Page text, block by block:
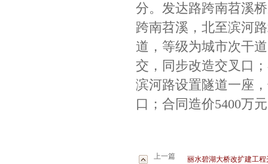
分。发达路跨南苕溪
跨南苕溪，北至滨河
道，等级为城市次干
交，同步改造交叉口
滨河路设置隧道一座
口；合同造价5400万
上一篇
丽水碧湖大桥改扩建工程